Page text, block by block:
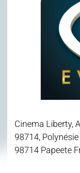
Cinema Liberty,
98714,
98714 Papeete